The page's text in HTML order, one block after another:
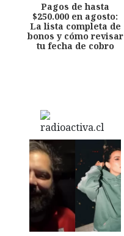
Pagos de hasta
$250.000 en agosto:
La lista completa de
bonos y cómo revisar
tu fecha de cobro